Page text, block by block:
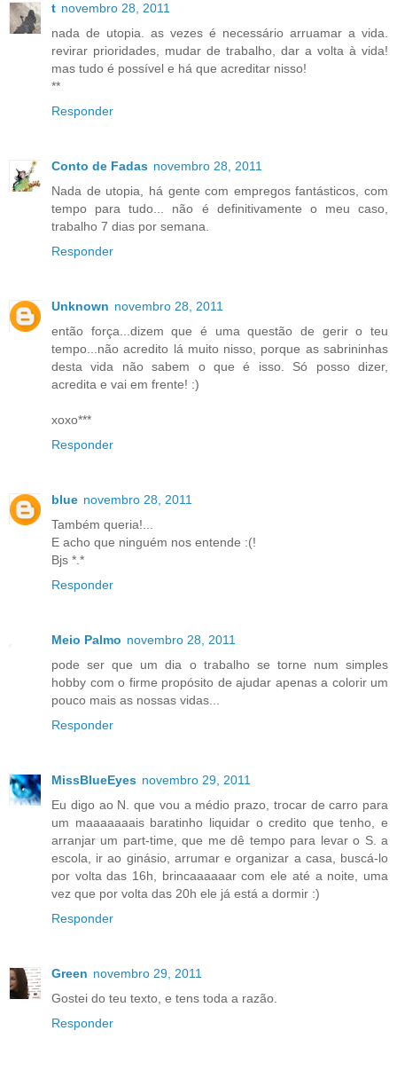
t novembro 28, 2011
nada de utopia. as vezes é necessário arruamar a vida.
revirar prioridades, mudar de trabalho, dar a volta à vida!
mas tudo é possível e há que acreditar nisso!
**
Responder
Conto de Fadas novembro 28, 2011
Nada de utopia, há gente com empregos fantásticos, com
tempo para tudo... não é definitivamente o meu caso,
trabalho 7 dias por semana.
Responder
Unknown novembro 28, 2011
então força...dizem que é uma questão de gerir o teu
tempo...não acredito lá muito nisso, porque as sabrininhas
desta vida não sabem o que é isso. Só posso dizer,
acredita e vai em frente! :)
xoxo***
Responder
blue novembro 28, 2011
Também queria!...
E acho que ninguém nos entende :(!
Bjs *.*
Responder
Meio Palmo novembro 28, 2011
pode ser que um dia o trabalho se torne num simples
hobby com o firme propósito de ajudar apenas a colorir um
pouco mais as nossas vidas...
Responder
MissBlueEyes novembro 29, 2011
Eu digo ao N. que vou a médio prazo, trocar de carro para
um maaaaaaais baratinho liquidar o credito que tenho, e
arranjar um part-time, que me dê tempo para levar o S. a
escola, ir ao ginásio, arrumar e organizar a casa, buscá-lo
por volta das 16h, brincaaaaaar com ele até a noite, uma
vez que por volta das 20h ele já está a dormir :)
Responder
Green novembro 29, 2011
Gostei do teu texto, e tens toda a razão.
Responder